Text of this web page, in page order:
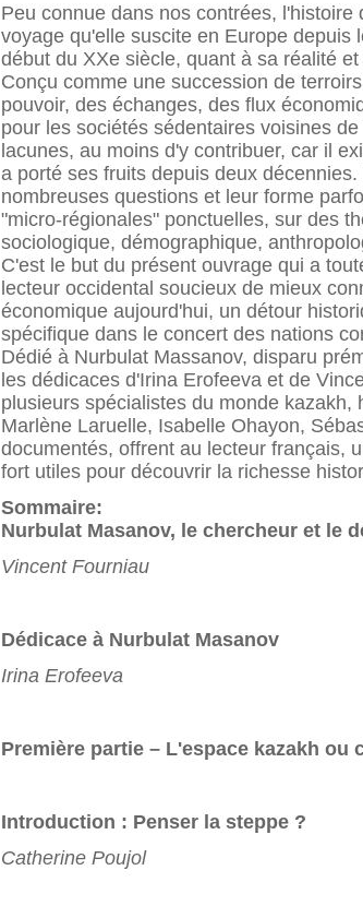
Peu connue dans nos contrées,
voyage qu'elle suscite en Europe
début du XXe siècle, quant à sa réalité
Conçu comme une succession de
pouvoir, des échanges, des flux
pour les sociétés sédentaires voisines
lacunes, au moins d'y contribuer, car il
a porté ses fruits depuis deux
nombreuses questions et leur forme
"micro-régionales" ponctuelles, sur des
sociologique, démographique,
C'est le but du présent ouvrage qui a
lecteur occidental soucieux de mieux
économique aujourd'hui, un détour
spécifique dans le concert des nations
Dédié à Nurbulat Massanov, disparu
les dédicaces d'Irina Erofeeva et de
plusieurs spécialistes du monde
Marlène Laruelle, Isabelle Ohayon,
documentés, offrent au lecteur français,
fort utiles pour découvrir la richesse
Sommaire:
Nurbulat Masanov, le chercheur et le
Vincent Fourniau
Dédicace à Nurbulat Masanov
Irina Erofeeva
Première partie – L'espace kazakh
Introduction : Penser la steppe ?
Catherine Poujol